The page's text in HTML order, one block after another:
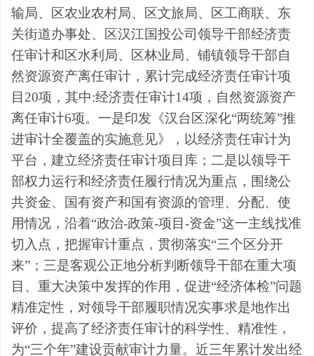
输局、区农业农村局、区文旅局、区工商联、东
关街道办事处、区汉江国投公司领导干部经济责
任审计和区水利局、区林业局、铺镇领导干部自
然资源资产离任审计，累计完成经济责任审计项
目20项，其中:经济责任审计14项，自然资源资产
离任审计6项。一是印发《汉台区深化“两统筹”推
进审计全覆盖的实施意见》，以经济责任审计为
平台，建立经济责任审计项目库；二是以领导干
部权力运行和经济责任履行情况为重点，围绕公
共资金、国有资产和国有资源的管理、分配、使
用情况，沿着“政治-政策-项目-资金”这一主线找准
切入点，把握审计重点，贯彻落实“三个区分开
来”；三是客观公正地分析判断领导干部在重大项
目、重大决策中发挥的作用，促进“经济体检”问题
精准定性，对领导干部履职情况实事求是地作出
评价，提高了经济责任审计的科学性、精准性，
为“三个年”建设贡献审计力量。近三年累计发出经